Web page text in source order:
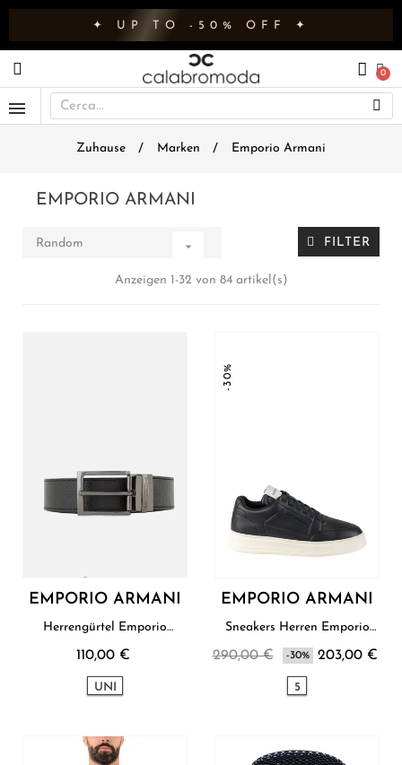
✦ UP TO -50% OFF ✦
Zuhause Marken Emporio Armani
EMPORIO ARMANI
Random  FILTER
Anzeigen 1-32 von 84 artikel(s)
EMPORIO ARMANI
Herrengürtel Emporio
110,00 €
UNI
-30%
EMPORIO ARMANI
Sneakers Herren Emporio
290,00 € -30% 203,00 €
5